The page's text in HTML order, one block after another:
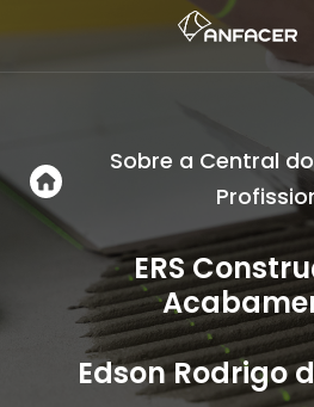
Sobre a Central
ERS
Edson Rodrigo